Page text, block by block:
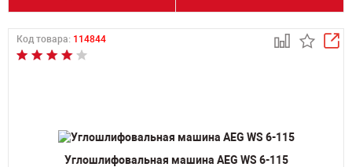
Код товара: 114844
Углошлифовальная машина AEG WS 6-115